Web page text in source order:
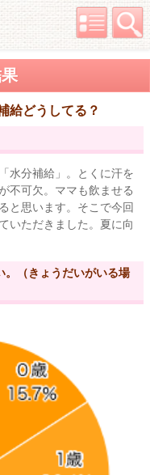
給どうしてる？
水分補給」。とくに汗を
不可欠。ママも飲ませる
と思います。そこで今回
いただきました。夏に向
。（きょうだいがいる場